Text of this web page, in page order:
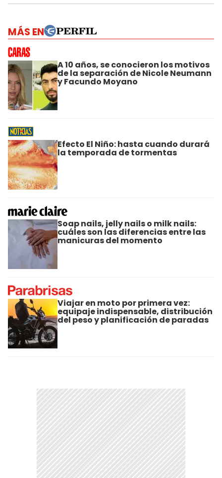
MÁS EN
A 10 años, se conocieron los motivos
de la separación de Nicole Neumann
y Facundo Moyano
Efecto El Niño: hasta cuando durará
la temporada de tormentas
Soap nails, jelly nails o milk nails:
cuáles son las diferencias entre las
manicuras del momento
Viajar en moto por primera vez:
equipaje indispensable, distribución
del peso y planificación de paradas